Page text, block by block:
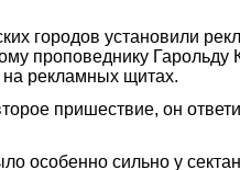
городов установили
проповеднику
рекламных щитах.
пришествие, он
особенно сильно у